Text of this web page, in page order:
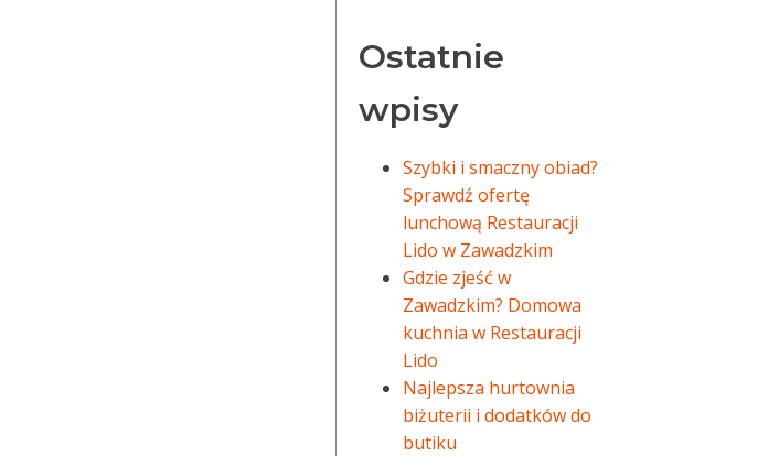
Ostatnie
wpisy
Szybki i smaczny obiad?
Sprawdź ofertę
lunchową Restauracji
Lido w Zawadzkim
Gdzie zjeść w
Zawadzkim? Domowa
kuchnia w Restauracji
Lido
Najlepsza hurtownia
biżuterii i dodatków do
butiku